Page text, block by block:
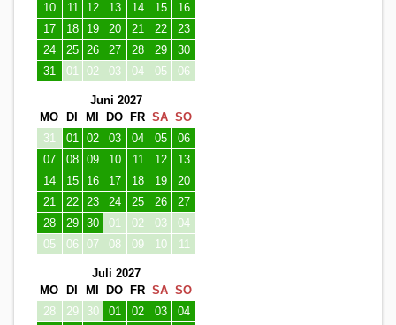
10
11 12 13 14 15
16
17
18 19 20 21 22
23
24
25 26 27 28 29
30
31
01 02 03 04 05 06
Juni 2027
MO
DI MI DO FR SA SO
31
01 02 03 04 05
06
07
08 09 10 11 12
13
14
15 16 17 18 19
20
21
22 23 24 25 26
27
28
29 30 01 02 03
04
05
06 07 08 09 10 11
Juli 2027
MO
DI MI DO FR SA SO
28
29 30 01 02 03
04